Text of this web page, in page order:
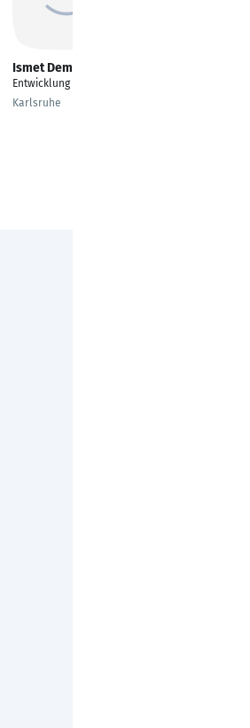
Ismet Demirdelen
Entwicklung
Karlsruhe